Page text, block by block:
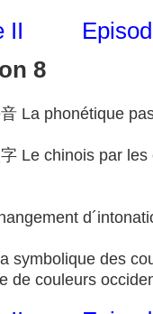
II
8
La phonétique
Le chinois par
symbolique des
de couleurs